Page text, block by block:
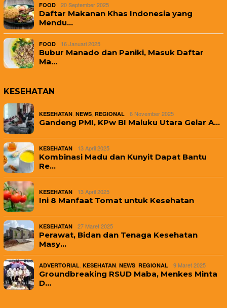
FOOD 20 September 2025
Daftar Makanan Khas Indonesia yang
Mendu…
FOOD 16 Januari 2025
Bubur Manado dan Paniki, Masuk Daftar
Ma…
KESEHATAN
KESEHATAN, NEWS, REGIONAL 6 November 2025
Gandeng PMI, KPw BI Maluku Utara Gelar A…
KESEHATAN 13 April 2025
Kombinasi Madu dan Kunyit Dapat Bantu
Re…
KESEHATAN 13 April 2025
Ini 8 Manfaat Tomat untuk Kesehatan
KESEHATAN 27 Maret 2025
Perawat, Bidan dan Tenaga Kesehatan
Masy…
ADVERTORIAL, KESEHATAN, NEWS, REGIONAL 9 Maret 2025
Groundbreaking RSUD Maba, Menkes Minta
D…